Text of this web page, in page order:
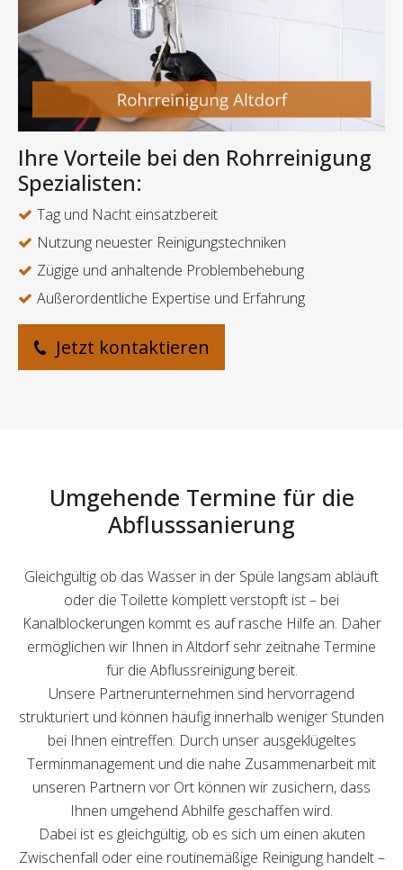
Ihre Vorteile bei den Rohrreinigung
Spezialisten:
Tag und Nacht einsatzbereit
Nutzung neuester Reinigungstechniken
Zügige und anhaltende Problembehebung
Außerordentliche Expertise und Erfahrung
Jetzt kontaktieren
Umgehende Termine für die
Abflusssanierung
Gleichgültig ob das Wasser in der Spüle langsam abläuft
oder die Toilette komplett verstopft ist – bei
Kanalblockerungen kommt es auf rasche Hilfe an. Daher
ermöglichen wir Ihnen in Altdorf sehr zeitnahe Termine
für die Abflussreinigung bereit.
Unsere Partnerunternehmen sind hervorragend
strukturiert und können häufig innerhalb weniger Stunden
bei Ihnen eintreffen. Durch unser ausgeklügeltes
Terminmanagement und die nahe Zusammenarbeit mit
unseren Partnern vor Ort können wir zusichern, dass
Ihnen umgehend Abhilfe geschaffen wird.
Dabei ist es gleichgültig, ob es sich um einen akuten
Zwischenfall oder eine routinemäßige Reinigung handelt –